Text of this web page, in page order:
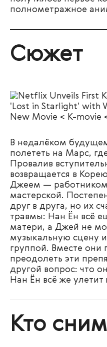
полнометражное
Сюжет
В недалёком
полететь на Марс,
Провалив
возвращается в
Джеем —
мастерской.
друг в друга, но их
травмы: Нан Ён всё
матери, а Джей не
музыкальную сцену
группой. Вместе они
преодолеть эти
другой вопрос: что
Нан Ён всё же улетит
Кто